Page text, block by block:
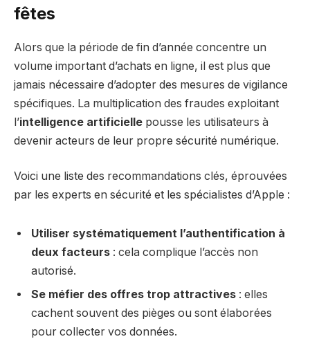
fêtes
Alors que la période de fin d’année concentre un
volume important d’achats en ligne, il est plus que
jamais nécessaire d’adopter des mesures de vigilance
spécifiques. La multiplication des fraudes exploitant
l’intelligence artificielle pousse les utilisateurs à
devenir acteurs de leur propre sécurité numérique.
Voici une liste des recommandations clés, éprouvées
par les experts en sécurité et les spécialistes d’Apple :
Utiliser systématiquement l’authentification à
deux facteurs : cela complique l’accès non
autorisé.
Se méfier des offres trop attractives : elles
cachent souvent des pièges ou sont élaborées
pour collecter vos données.